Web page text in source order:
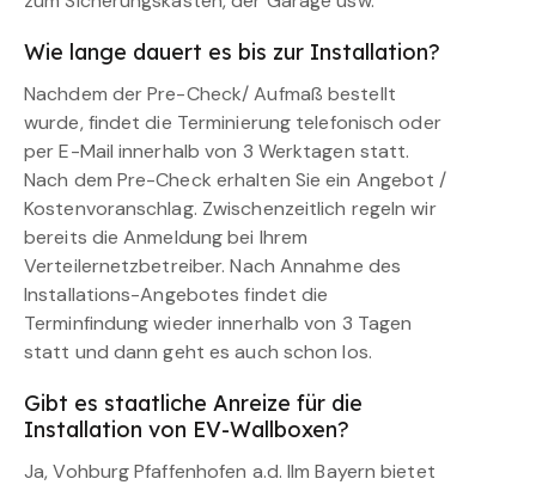
Wie lange dauert es bis zur Installation?
Nachdem der Pre-Check/ Aufmaß bestellt
wurde, findet die Terminierung telefonisch oder
per E-Mail innerhalb von 3 Werktagen statt.
Nach dem Pre-Check erhalten Sie ein Angebot /
Kostenvoranschlag. Zwischenzeitlich regeln wir
bereits die Anmeldung bei Ihrem
Verteilernetzbetreiber. Nach Annahme des
Installations-Angebotes findet die
Terminfindung wieder innerhalb von 3 Tagen
statt und dann geht es auch schon los.
Gibt es staatliche Anreize für die
Installation von EV-Wallboxen?
Ja, Vohburg Pfaffenhofen a.d. Ilm Bayern bietet